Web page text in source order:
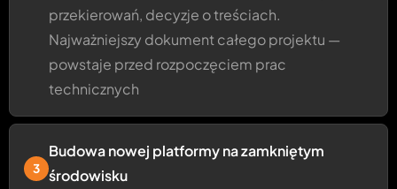
przekierowań, decyzje o treściach.
Najważniejszy dokument całego projektu —
powstaje przed rozpoczęciem prac
technicznych
3
Budowa nowej platformy na zamkniętym
środowisku